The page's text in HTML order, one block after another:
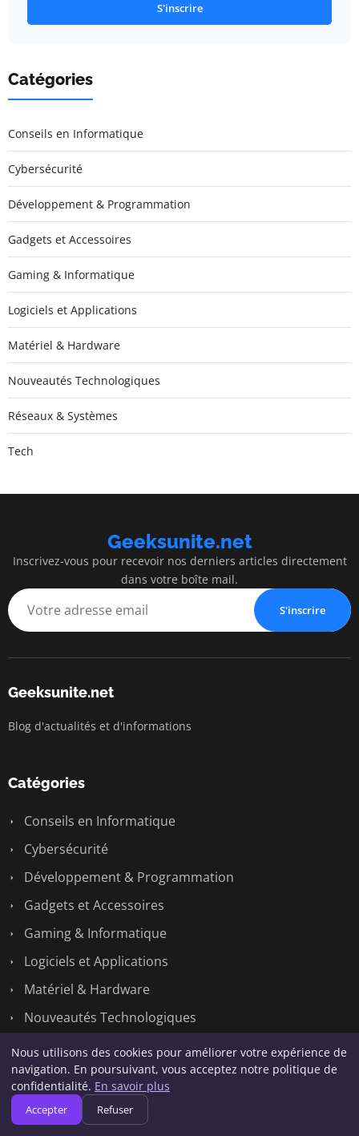
S'inscrire
Catégories
Conseils en Informatique
Cybersécurité
Développement & Programmation
Gadgets et Accessoires
Gaming & Informatique
Logiciels et Applications
Matériel & Hardware
Nouveautés Technologiques
Réseaux & Systèmes
Tech
Geeksunite.net
Inscrivez-vous pour recevoir nos derniers articles directement
dans votre boîte mail.
S'inscrire
Geeksunite.net
Blog d'actualités et d'informations
Catégories
Conseils en Informatique
Cybersécurité
Développement & Programmation
Gadgets et Accessoires
Gaming & Informatique
Logiciels et Applications
Matériel & Hardware
Nouveautés Technologiques
Réseaux & Systèmes
Tech
Liens utiles
Nous utilisons des cookies pour améliorer votre expérience de
navigation. En poursuivant, vous acceptez notre politique de
confidentialité. En savoir plus
Accepter Refuser